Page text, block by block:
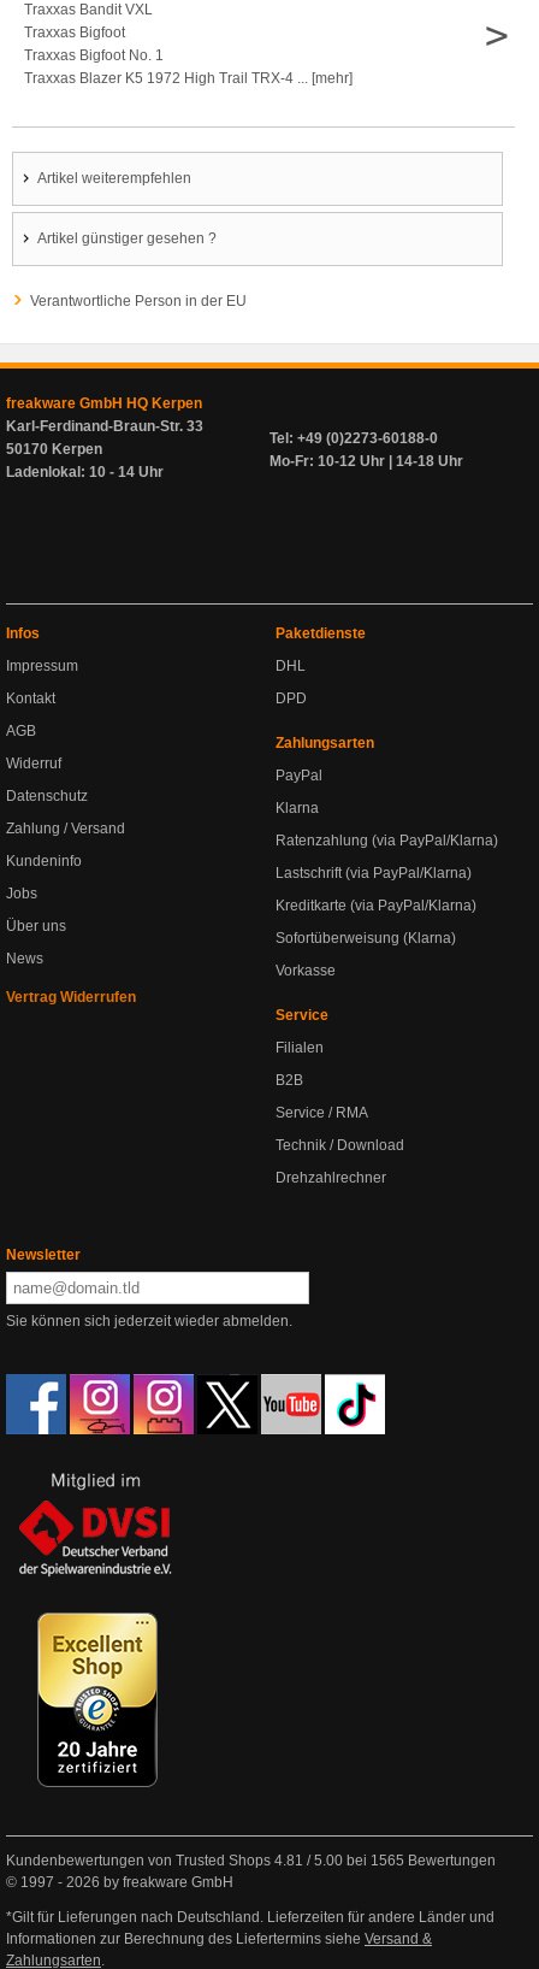
Traxxas Bandit VXL
Traxxas Bigfoot
Traxxas Bigfoot No. 1
Traxxas Blazer K5 1972 High Trail TRX-4 ... [mehr]
>
Artikel weiterempfehlen
Artikel günstiger gesehen ?
Verantwortliche Person in der EU
freakware GmbH HQ Kerpen
Karl-Ferdinand-Braun-Str. 33
50170 Kerpen
Ladenlokal: 10 - 14 Uhr
Tel: +49 (0)2273-60188-0
Mo-Fr: 10-12 Uhr | 14-18 Uhr
Infos
Impressum
Kontakt
AGB
Widerruf
Datenschutz
Zahlung / Versand
Kundeninfo
Jobs
Über uns
News
Vertrag Widerrufen
Paketdienste
DHL
DPD
Zahlungsarten
PayPal
Klarna
Ratenzahlung (via PayPal/Klarna)
Lastschrift (via PayPal/Klarna)
Kreditkarte (via PayPal/Klarna)
Sofortüberweisung (Klarna)
Vorkasse
Service
Filialen
B2B
Service / RMA
Technik / Download
Drehzahlrechner
Newsletter
Sie können sich jederzeit wieder abmelden.
Kundenbewertungen von Trusted Shops 4.81 /5.00 bei 1565 Bewertungen
© 1997 - 2026 by freakware GmbH
*Gilt für Lieferungen nach Deutschland. Lieferzeiten für andere Länder und
Informationen zur Berechnung des Liefertermins siehe Versand &
Zahlungsarten.